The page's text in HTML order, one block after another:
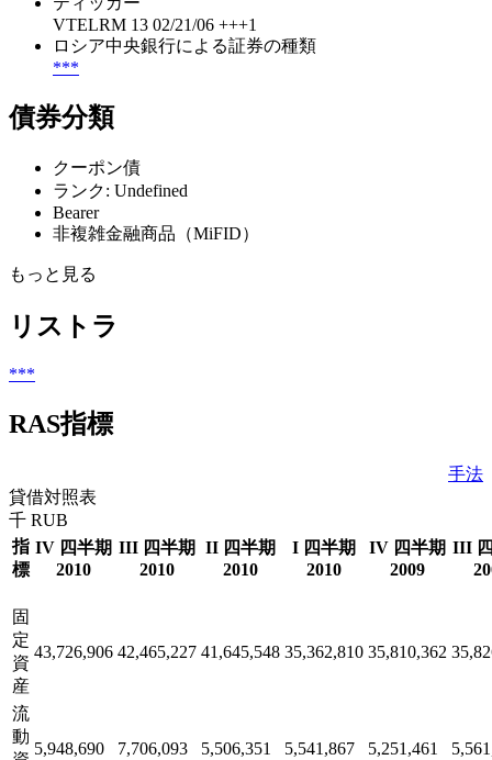
VTELRM 13 02/21/06 +++1
ロシア中央銀行による証券の種類
***
債券分類
クーポン債
ランク: Undefined
Bearer
非複雑金融商品（MiFID）
もっと見る
リストラ
***
RAS指標
手法
貸借対照表
千 RUB
指
標
IV 四半期
2010
III 四半期
2010
II 四半期
2010
I 四半期
2010
IV 四半期
2009
III
固
定
資
産
43,726,906 42,465,227 41,645,548 35,362,810 35,810,362
流
動
5,948,690 7,706,093 5,506,351 5,541,867 5,251,461